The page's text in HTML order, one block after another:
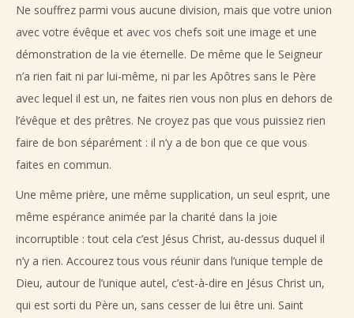
Ne souffrez parmi vous aucune division, mais que votre union
avec votre évêque et avec vos chefs soit une image et une
démonstration de la vie éternelle. De même que le Seigneur
n’a rien fait ni par lui-même, ni par les Apôtres sans le Père
avec lequel il est un, ne faites rien vous non plus en dehors de
l’évêque et des prêtres. Ne croyez pas que vous puissiez rien
faire de bon séparément : il n’y a de bon que ce que vous
faites en commun.
Une même prière, une même supplication, un seul esprit, une
même espérance animée par la charité dans la joie
incorruptible : tout cela c’est Jésus Christ, au-dessus duquel il
n’y a rien. Accourez tous vous réunir dans l’unique temple de
Dieu, autour de l’unique autel, c’est-à-dire en Jésus Christ un,
qui est sorti du Père un, sans cesser de lui être uni. Saint